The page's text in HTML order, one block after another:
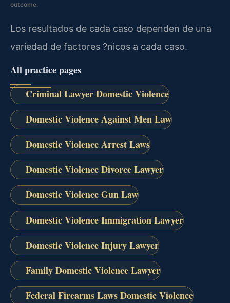
outcome.
Los resultados de cada caso dependen de una
variedad de factores ?nicos a cada caso.
All practice pages
Criminal Lawyer Domestic Violence
Domestic Violence Against Men Law
Domestic Violence Arrest Laws
Domestic Violence Divorce Lawyer
Domestic Violence Gun Law
Domestic Violence Immigration Lawyer
Domestic Violence Injury Lawyer
Family Domestic Violence Lawyer
Federal Firearms Laws Domestic Violence